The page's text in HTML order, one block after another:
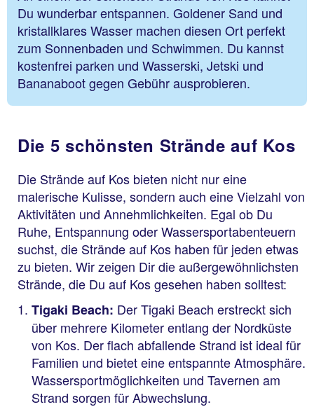
Du wunderbar entspannen. Goldener Sand und
kristallklares Wasser machen diesen Ort perfekt
zum Sonnenbaden und Schwimmen. Du kannst
kostenfrei parken und Wasserski, Jetski und
Bananaboot gegen Gebühr ausprobieren.
Die 5 schönsten Strände auf Kos
Die Strände auf Kos bieten nicht nur eine
malerische Kulisse, sondern auch eine Vielzahl von
Aktivitäten und Annehmlichkeiten. Egal ob Du
Ruhe, Entspannung oder Wassersportabenteuern
suchst, die Strände auf Kos haben für jeden etwas
zu bieten. Wir zeigen Dir die außergewöhnlichsten
Strände, die Du auf Kos gesehen haben solltest:
Tigaki Beach: Der Tigaki Beach erstreckt sich
über mehrere Kilometer entlang der Nordküste
von Kos. Der flach abfallende Strand ist ideal für
Familien und bietet eine entspannte Atmosphäre.
Wassersportmöglichkeiten und Tavernen am
Strand sorgen für Abwechslung.